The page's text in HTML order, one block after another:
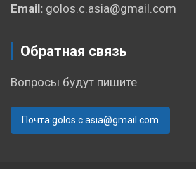
Email: golos.c.asia@gmail.com
Обратная связь
Вопросы будут пишите
Почта:golos.c.asia@gmail.com